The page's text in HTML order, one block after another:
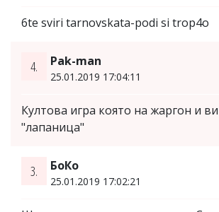
6te sviri tarnovskata-podi si trop4o
4. Pak-man
25.01.2019 17:04:11
Култова игра която на жаргон и
"лапаница"
3. БоКо
25.01.2019 17:02:21